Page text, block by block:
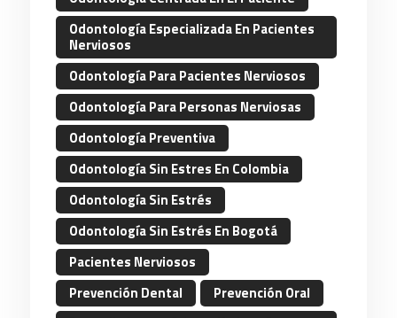
Odontología Especializada En Pacientes
Nerviosos
Odontología Para Pacientes Nerviosos
Odontología Para Personas Nerviosas
Odontología Preventiva
Odontología Sin Estres En Colombia
Odontología Sin Estrés
Odontología Sin Estrés En Bogotá
Pacientes Nerviosos
Prevención Dental
Prevención Oral